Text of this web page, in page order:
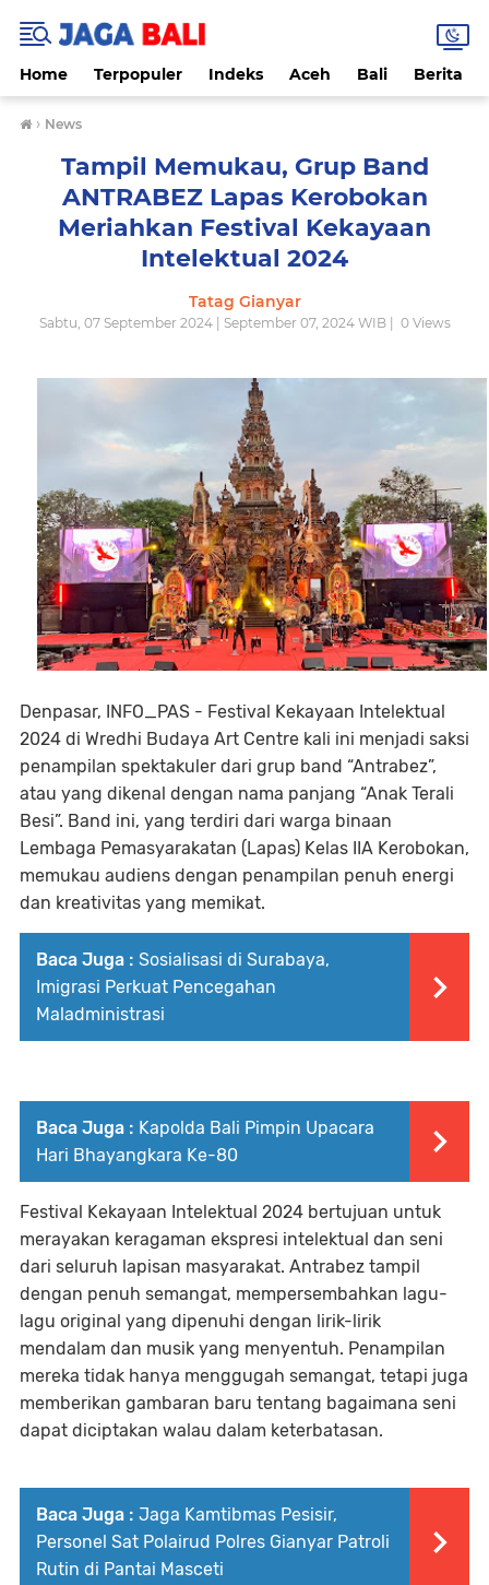
Home Terpopuler Indeks Aceh Bali Berita
› News
Tampil Memukau, Grup Band
ANTRABEZ Lapas Kerobokan
Meriahkan Festival Kekayaan
Intelektual 2024
Tatag Gianyar
Sabtu, 07 September 2024 | September 07, 2024 WIB | 0Views
Denpasar, INFO_PAS - Festival Kekayaan Intelektual
2024 di Wredhi Budaya Art Centre kali ini menjadi saksi
penampilan spektakuler dari grup band “Antrabez”,
atau yang dikenal dengan nama panjang “Anak Terali
Besi”. Band ini, yang terdiri dari warga binaan
Lembaga Pemasyarakatan (Lapas) Kelas IIA Kerobokan,
memukau audiens dengan penampilan penuh energi
dan kreativitas yang memikat.
Baca Juga : Sosialisasi di Surabaya,
Imigrasi Perkuat Pencegahan
Maladministrasi
Baca Juga : Kapolda Bali Pimpin Upacara
Hari Bhayangkara Ke-80
Festival Kekayaan Intelektual 2024 bertujuan untuk
merayakan keragaman ekspresi intelektual dan seni
dari seluruh lapisan masyarakat. Antrabez tampil
dengan penuh semangat, mempersembahkan lagu-
lagu original yang dipenuhi dengan lirik-lirik
mendalam dan musik yang menyentuh. Penampilan
mereka tidak hanya menggugah semangat, tetapi juga
memberikan gambaran baru tentang bagaimana seni
dapat diciptakan walau dalam keterbatasan.
Baca Juga : Jaga Kamtibmas Pesisir,
Personel Sat Polairud Polres Gianyar Patroli
Rutin di Pantai Masceti